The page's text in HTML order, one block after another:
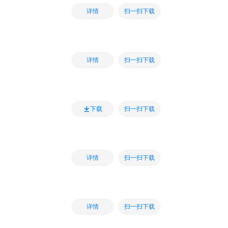
详情 扫一扫下载
详情 扫一扫下载
下载 扫一扫下载
详情 扫一扫下载
详情 扫一扫下载